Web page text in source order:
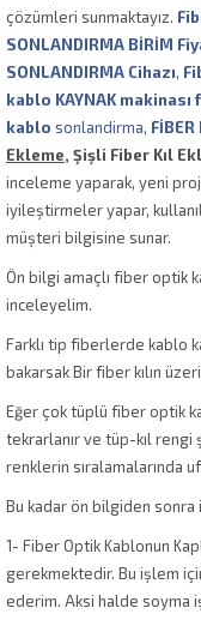
çözümleri sunmaktayız.
SONLANDIRMA BİRİM
SONLANDIRMA Cihazı,
kablo KAYNAK makinası
kablo sonlandirma,
Ekleme, Şişli Fiber Kıl
inceleme yaparak, yeni
iyileştirmeler yapar,
müşteri bilgisine sunar.
Ön bilgi amaçlı fiber optik
inceleyelim.
Farklı tip fiberlerde kablo
bakarsak Bir fiber kılın
Eğer çok tüplü fiber optik
tekrarlanır ve tüp-kıl rengi
renklerin sıralamalarında
Bu kadar ön bilgiden
1- Fiber Optik Kablonun
gerekmektedir. Bu işlem
ederim. Aksi halde soyma